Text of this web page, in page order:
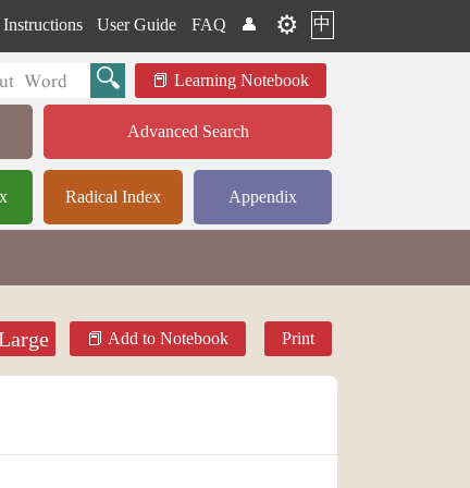
User Guide FAQ 👤 ⚙️ 中
Learning Notebook
Advanced Search
Radical Index Appendix
Add to Notebook Print